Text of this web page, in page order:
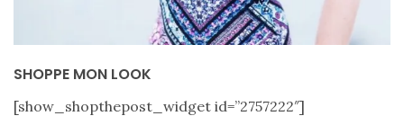
SHOPPE MON LOOK
[show_shopthepost_widget id=”2757222″]